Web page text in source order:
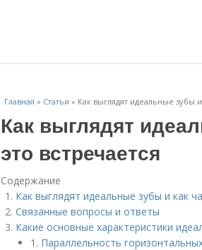
Главная » Статьи » Как выглядят идеальные зубы
Как выглядят
это встречается
Содержание
Как выглядят идеальные зубы и как
Связанные вопросы и ответы
Какие основные характеристики
1. Параллельность